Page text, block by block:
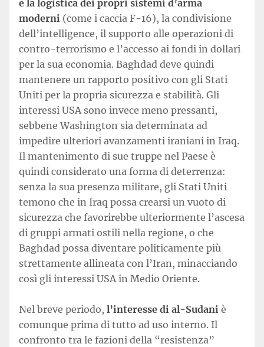
e la logistica dei propri sistemi d’arma
moderni (come i caccia F-16), la condivisione
dell’intelligence, il supporto alle operazioni di
contro-terrorismo e l’accesso ai fondi in dollari
per la sua economia. Baghdad deve quindi
mantenere un rapporto positivo con gli Stati
Uniti per la propria sicurezza e stabilità. Gli
interessi USA sono invece meno pressanti,
sebbene Washington sia determinata ad
impedire ulteriori avanzamenti iraniani in Iraq.
Il mantenimento di sue truppe nel Paese è
quindi considerato una forma di deterrenza:
senza la sua presenza militare, gli Stati Uniti
temono che in Iraq possa crearsi un vuoto di
sicurezza che favorirebbe ulteriormente l’ascesa
di gruppi armati ostili nella regione, o che
Baghdad possa diventare politicamente più
strettamente allineata con l’Iran, minacciando
così gli interessi USA in Medio Oriente.
Nel breve periodo, l’interesse di al-Sudani è
comunque prima di tutto ad uso interno. Il
confronto tra le fazioni della “resistenza”